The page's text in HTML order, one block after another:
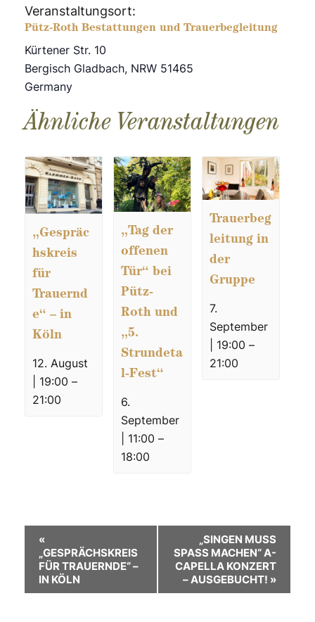
Veranstaltungsort:
Pütz-Roth Bestattungen und Trauerbegleitung
Kürtener Str. 10
Bergisch Gladbach, NRW 51465
Germany
Ähnliche Veranstaltungen
„Gespräc
hskreis
für
Trauernd
e“ – in
Köln
12. August
| 19:00 –
21:00
„Tag der
offenen
Tür“ bei
Pütz-
Roth und
„5.
Strundeta
l-Fest“
6.
September
| 11:00 –
18:00
Trauerbeg
leitung in
der
Gruppe
7.
September
| 19:00 –
21:00
r
«
„GESPRÄCHSKREIS
FÜR TRAUERNDE“ –
IN KÖLN
„SINGEN MUSS
SPASS MACHEN“ A-C
APELLA KONZERT –
AUSGEBUCHT! »